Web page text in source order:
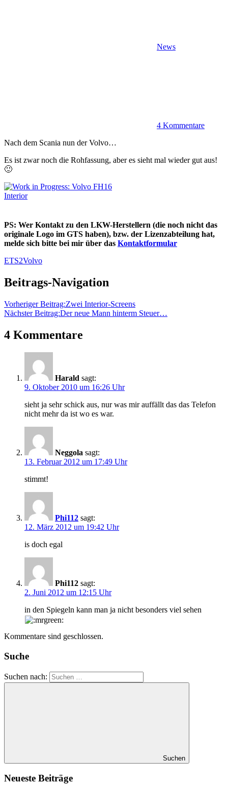
News
4 Kommentare
Nach dem Scania nun der Volvo…
Es ist zwar noch die Rohfassung, aber es sieht mal wieder gut aus!
🙂
PS: Wer Kontakt zu den LKW-Herstellern (die noch nicht das
originale Logo im GTS haben), bzw. der Lizenzabteilung hat,
melde sich bitte bei mir über das Kontaktformular
ETS2Volvo
Beitrags-Navigation
Vorheriger Beitrag:Zwei Interior-Screens
Nächster Beitrag:Der neue Mann hinterm Steuer…
4 Kommentare
Harald sagt:
9. Oktober 2010 um 16:26 Uhr
sieht ja sehr schick aus, nur was mir auffällt das das Telefon
nicht mehr da ist wo es war.
Neggola sagt:
13. Februar 2012 um 17:49 Uhr
stimmt!
Phi112 sagt:
12. März 2012 um 19:42 Uhr
is doch egal
Phi112 sagt:
2. Juni 2012 um 12:15 Uhr
in den Spiegeln kann man ja nicht besonders viel sehen
Kommentare sind geschlossen.
Suche
Suchen nach:
Suchen
Neueste Beiträge